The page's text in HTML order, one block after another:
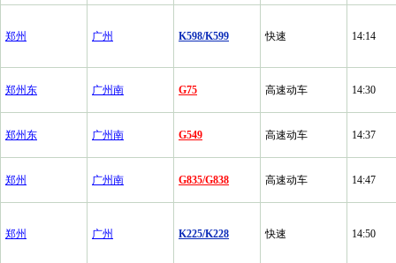
郑州 广州 K598/K599 快速 14:14
郑州东 广州南 G75 高速动车 14:30
郑州东 广州南 G549 高速动车 14:37
郑州 广州南 G835/G838 高速动车 14:47
郑州 广州 K225/K228 快速 14:50